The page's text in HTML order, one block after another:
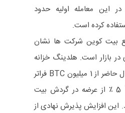
این معامله اولیه حدود
بیت کوین شرکت ها نشان
بازار است. هلدینگ خزانه
داری بیت کوین در حال حاضر از 1 میلیون BTC فراتر
رفته است ، که تقریباً 5 ٪ از عرضه در گردش بیت
افزایش پذیرش نهادی از